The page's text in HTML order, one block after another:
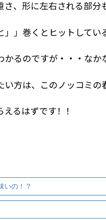
、形に左右される部分
」巻くとヒットしてい
るのですが・・・なか
方は、このノッコミの
るはずです！！
いの！？